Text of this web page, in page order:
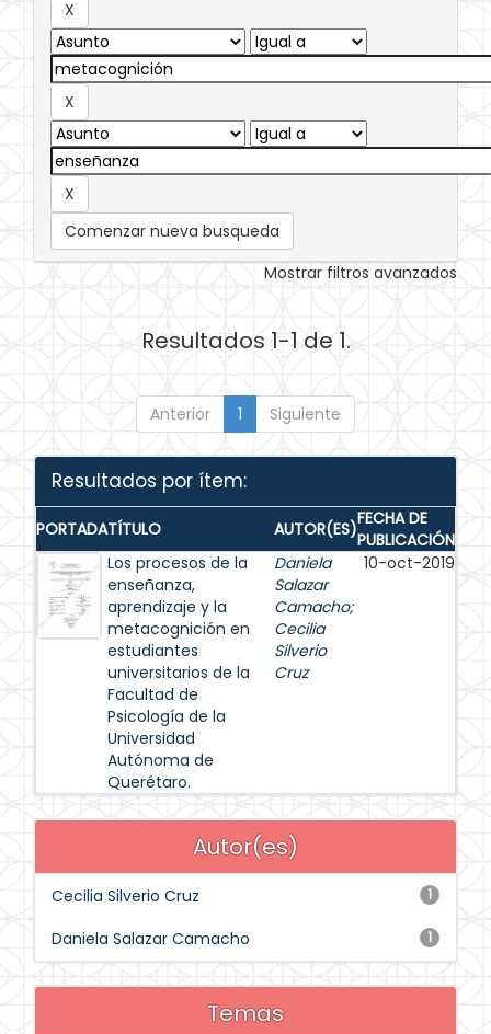
Comenzar nueva busqueda
Mostrar filtros avanzados
Resultados 1-1 de 1.
Anterior 1 Siguiente
Resultados por ítem:
PORTADATÍTULO AUTOR(ES)FECHA DE
PUBLICACIÓN
Los procesos de la
enseñanza,
aprendizaje y la
metacognición en
estudiantes
universitarios de la
Facultad de
Psicología de la
Universidad
Autónoma de
Querétaro.
Daniela
Salazar
Camacho;
Cecilia
Silverio
Cruz
10-oct-2019
Autor(es)
1
Cecilia Silverio Cruz
1
Daniela Salazar Camacho
Temas